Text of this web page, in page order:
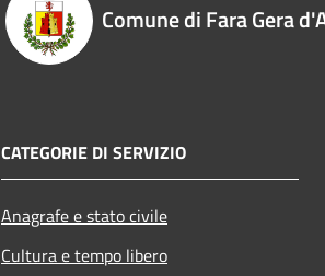
Comune di Fara Gera
CATEGORIE DI SERVIZIO
Anagrafe e stato civile
Cultura e tempo libero